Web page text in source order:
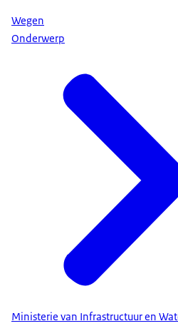
Wegen
Onderwerp
Ministerie van Infrastructuur en